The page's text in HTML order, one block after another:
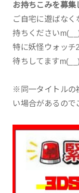
お持ちこみを募集
ご自宅に遊ばな
持ちください
特に妖怪ウォッチ
待ちしてます
※同一タイトルの
い場合があるので